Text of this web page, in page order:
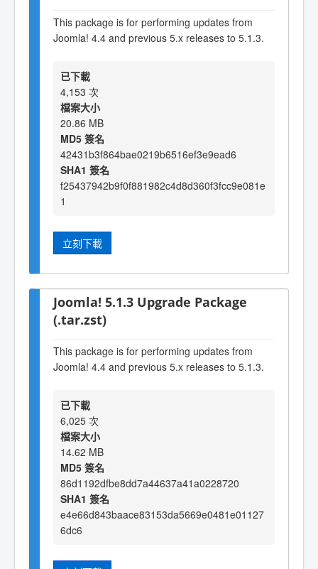
This package is for performing updates from
Joomla! 4.4 and previous 5.x releases to 5.1.3.
已下載
4,153 次
檔案大小
20.86 MB
MD5 簽名
42431b3f864bae0219b6516ef3e9ead6
SHA1 簽名
f25437942b9f0f881982c4d8d360f3fcc9e081e
1
立刻下載
Joomla! 5.1.3 Upgrade Package
(.tar.zst)
This package is for performing updates from
Joomla! 4.4 and previous 5.x releases to 5.1.3.
已下載
6,025 次
檔案大小
14.62 MB
MD5 簽名
86d1192dfbe8dd7a44637a41a0228720
SHA1 簽名
e4e66d843baace83153da5669e0481e01127
6dc6